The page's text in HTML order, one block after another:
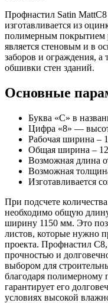
Профнастил Satin
изготавливается из
полимерным покрытием
является стеновым и в
заборов и ограждения, а
обшивки стен зданий.
Основные
Буква «С» в
Цифра «8» —
Рабочая ширина –
Общая ширина –
Возможная длина
Возможная
Изготавливается
При подсчете
необходимо общую
ширину 1150 мм. Это
листов, которые нужно
проекта. Профнастил
прочностью и
выбором для
благодаря
гарантирует его
условиях высокой